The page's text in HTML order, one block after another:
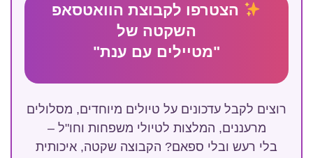
הצטרפו לקבוצת הוואטסאפ
השקטה של
"מטיילים עם ענת"
רוצים לקבל עדכונים על טיולים מיוחדים, מסלולים
מרעננים, המלצות לטיולי משפחות וחו"ל –
בלי רעש ובלי ספאם? הקבוצה שקטה, איכותית